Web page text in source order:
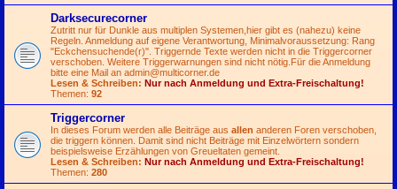
Darksecurecorner
Zutritt nur für Dunkle aus multiplen Systemen,hier gibt es (nahezu) keine
Regeln. Anmeldung auf eigene Verantwortung, Minimalvoraussetzung: Rang
"Eckchensuchende(r)". Triggernde Texte werden nicht in die Triggercorner
verschoben. Weitere Triggerwarnungen sind nicht nötig.Für die Anmeldung
bitte eine Mail an admin@multicorner.de
Lesen & Schreiben: Nur nach Anmeldung und Extra-Freischaltung!
Themen: 92
Triggercorner
In dieses Forum werden alle Beiträge aus allen anderen Foren verschoben,
die triggern können. Damit sind nicht Beiträge mit Einzelwörtern sondern
beispielsweise Erzählungen von Greueltaten gemeint.
Lesen & Schreiben: Nur nach Anmeldung und Extra-Freischaltung!
Themen: 280